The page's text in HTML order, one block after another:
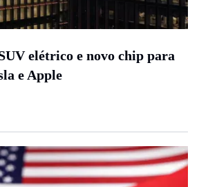
elétrico e novo chip para
e Apple